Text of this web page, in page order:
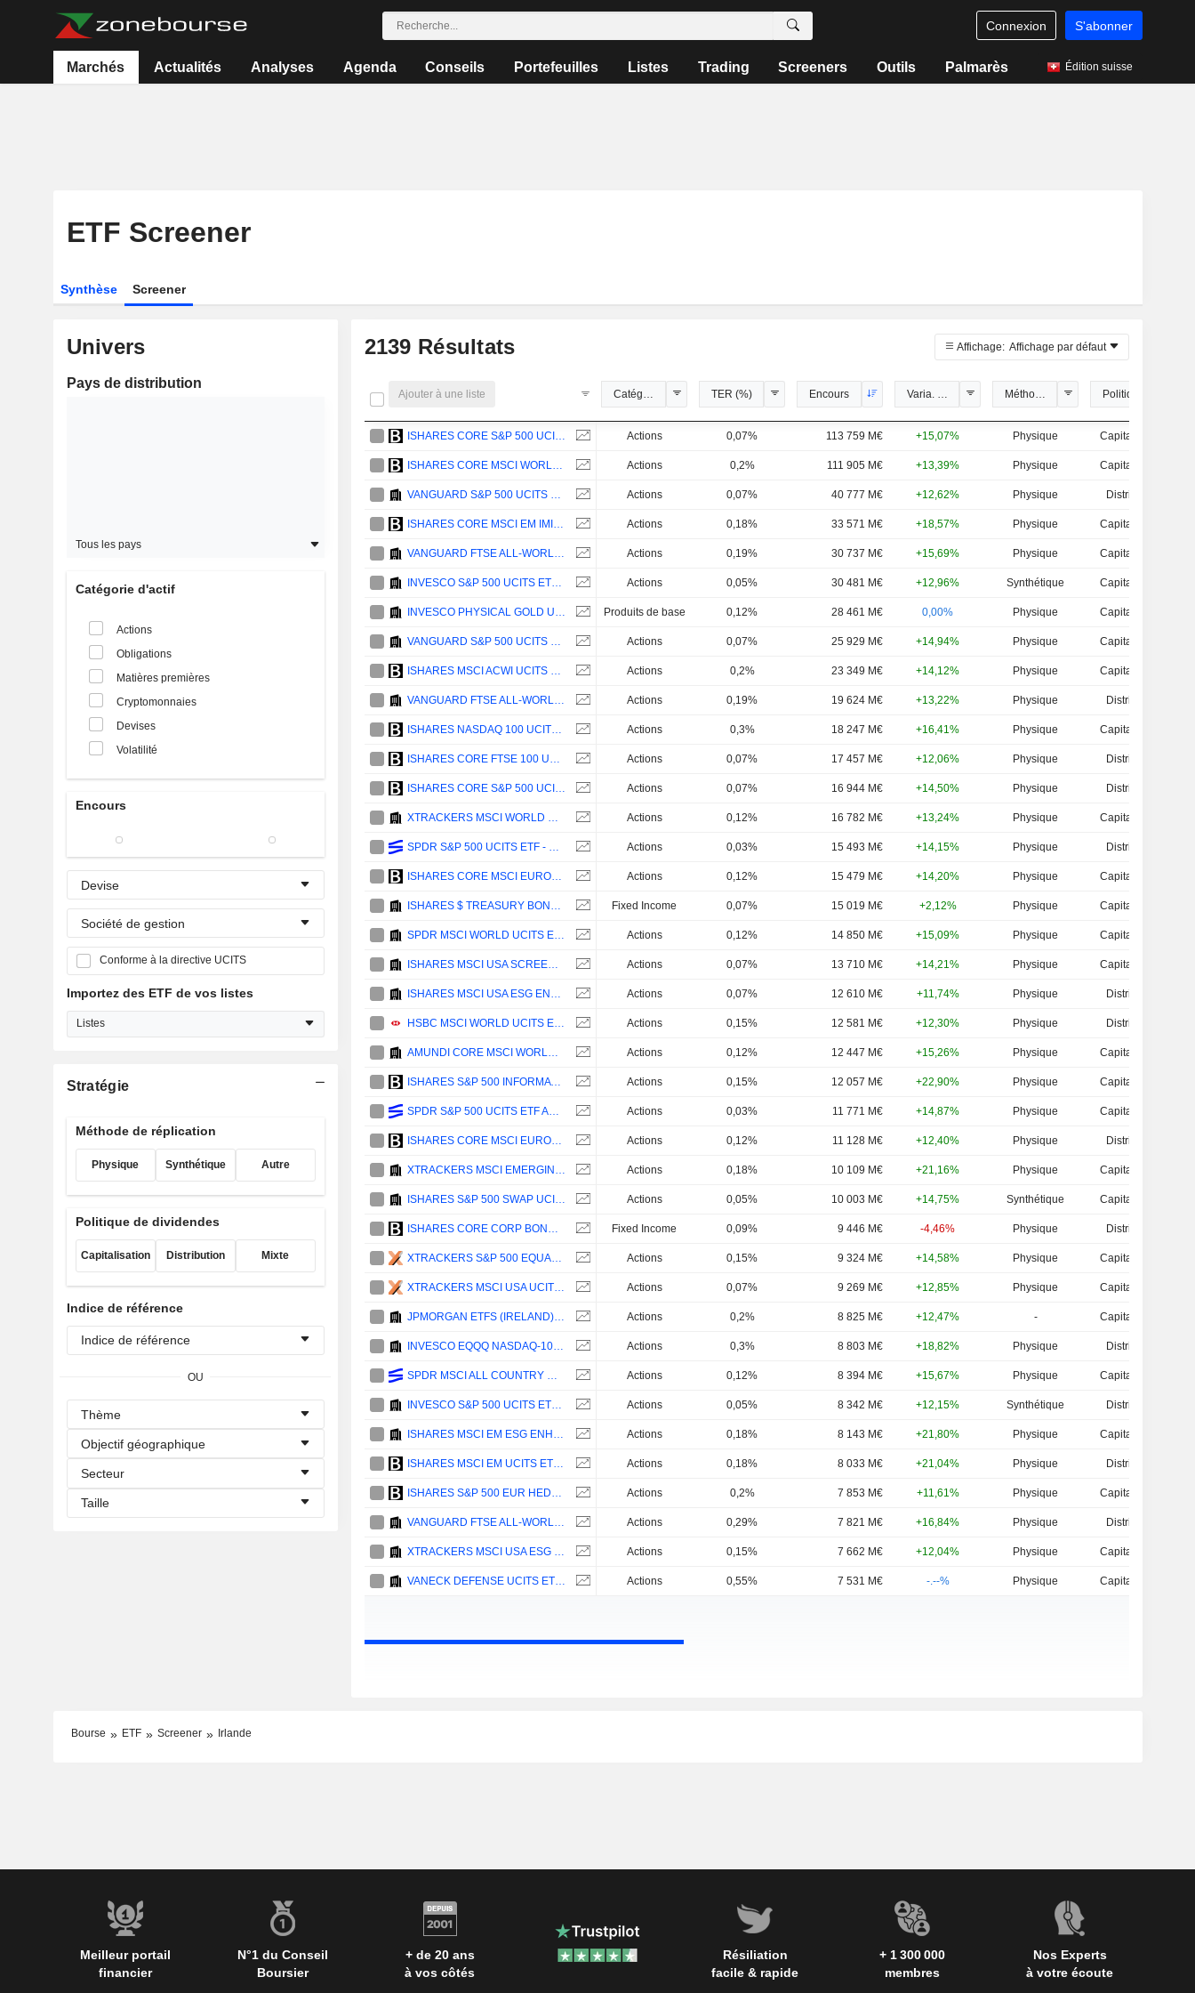
Connexion S'abonner
Marchés Actualités Analyses Agenda Conseils Portefeuilles Listes Trading Screeners Outils Palmarès Édition suisse
ETF Screener
Synthèse Screener
Univers
Pays de distribution
Tous les pays
Catégorie d'actif
Actions
Obligations
Matières premières
Cryptomonnaies
Devises
Volatilité
Encours
Devise
Société de gestion
Conforme à la directive UCITS
Importez des ETF de vos listes
Listes
Stratégie
Méthode de réplication
Physique Synthétique Autre
Politique de dividendes
Capitalisation Distribution Mixte
Indice de référence
Indice de référence
OU
Thème
Objectif géographique
Secteur
Taille
2139 Résultats Affichage: Affichage par défaut
Ajouter à une liste Catégories TER (%) Encours Varia. 1 janv. Méthode de réplicationPolitique de
ISHARES CORE S&P 500 UCITS ETF - USD Actions 0,07% 113 759 M€ +15,07% Physique Capitalisation
ISHARES CORE MSCI WORLD UCITS ETF - USD Actions 0,2% 111 905 M€ +13,39% Physique Capitalisation
VANGUARD S&P 500 UCITS ETF DISTRIBUTING - USD Actions 0,07% 40 777 M€ +12,62% Physique Distribution
ISHARES CORE MSCI EM IMI UCITS ETF - USD Actions 0,18% 33 571 M€ +18,57% Physique Capitalisation
VANGUARD FTSE ALL-WORLD UCITS ETF ACCUMULATING - USD Actions 0,19% 30 737 M€ +15,69% Physique Capitalisation
INVESCO S&P 500 UCITS ETF ACC - USD Actions 0,05% 30 481 M€ +12,96% Synthétique Capitalisation
INVESCO PHYSICAL GOLD USD ETC - USD Produits de base 0,12% 28 461 M€ 0,00% Physique Capitalisation
VANGUARD S&P 500 UCITS ETF - ACC - USD Actions 0,07% 25 929 M€ +14,94% Physique Capitalisation
ISHARES MSCI ACWI UCITS ETF - USD Actions 0,2% 23 349 M€ +14,12% Physique Capitalisation
VANGUARD FTSE ALL-WORLD UCITS ETF - USD Actions 0,19% 19 624 M€ +13,22% Physique Distribution
ISHARES NASDAQ 100 UCITS ETF - USD Actions 0,3% 18 247 M€ +16,41% Physique Capitalisation
ISHARES CORE FTSE 100 UCITS ETF - GBP Actions 0,07% 17 457 M€ +12,06% Physique Distribution
ISHARES CORE S&P 500 UCITS ETF USD DIST - USD Actions 0,07% 16 944 M€ +14,50% Physique Distribution
XTRACKERS MSCI WORLD UCITS ETF 1C - USD Actions 0,12% 16 782 M€ +13,24% Physique Capitalisation
SPDR S&P 500 UCITS ETF - USD Actions 0,03% 15 493 M€ +14,15% Physique Distribution
ISHARES CORE MSCI EUROPE UCITS ETF (ACC) - EUR Actions 0,12% 15 479 M€ +14,20% Physique Capitalisation
ISHARES $ TREASURY BOND 0-1YR UCITS ETF - ACC - USD Fixed Income 0,07% 15 019 M€ +2,12% Physique Capitalisation
SPDR MSCI WORLD UCITS ETF - ACC - USD Actions 0,12% 14 850 M€ +15,09% Physique Capitalisation
ISHARES MSCI USA SCREENED UCITS ETF (ACC) - USD Actions 0,07% 13 710 M€ +14,21% Physique Capitalisation
ISHARES MSCI USA ESG ENHANCED CTB UCITS ETF (DIST) - USD Actions 0,07% 12 610 M€ +11,74% Physique Distribution
HSBC MSCI WORLD UCITS ETF - USD Actions 0,15% 12 581 M€ +12,30% Physique Distribution
AMUNDI CORE MSCI WORLD UCITS ETF ACC - USD Actions 0,12% 12 447 M€ +15,26% Physique Capitalisation
ISHARES S&P 500 INFORMATION TECHNOLOGY SECTOR UCITS ETF - USD Actions 0,15% 12 057 M€ +22,90% Physique Capitalisation
SPDR S&P 500 UCITS ETF ACC - USD Actions 0,03% 11 771 M€ +14,87% Physique Capitalisation
ISHARES CORE MSCI EUROPE UCITS ETF (DIST) - EUR Actions 0,12% 11 128 M€ +12,40% Physique Distribution
XTRACKERS MSCI EMERGING MARKETS UCITS ETF 1C - USD Actions 0,18% 10 109 M€ +21,16% Physique Capitalisation
ISHARES S&P 500 SWAP UCITS ETF USD (ACC) - USD Actions 0,05% 10 003 M€ +14,75% Synthétique Capitalisation
ISHARES CORE CORP BOND UCITS ETF - EUR Fixed Income 0,09% 9 446 M€ -4,46% Physique Distribution
XTRACKERS S&P 500 EQUAL WEIGHT UCITS ETF 1C - USD Actions 0,15% 9 324 M€ +14,58% Physique Capitalisation
XTRACKERS MSCI USA UCITS ETF - USD Actions 0,07% 9 269 M€ +12,85% Physique Capitalisation
JPMORGAN ETFS (IRELAND) ICAV - US RESEARCH ENHANCED INDEX EQUITY ACTIVE UCITS ETF (ACC) - USD Actions 0,2% 8 825 M€ +12,47% - Capitalisation
INVESCO EQQQ NASDAQ-100 UCITS ETF DIST - USD Actions 0,3% 8 803 M€ +18,82% Physique Distribution
SPDR MSCI ALL COUNTRY WORLD UCITS ETF - USD Actions 0,12% 8 394 M€ +15,67% Physique Capitalisation
INVESCO S&P 500 UCITS ETF DIST - USD Actions 0,05% 8 342 M€ +12,15% Synthétique Distribution
ISHARES MSCI EM ESG ENHANCED CTB UCITS ETF - ACC - USD Actions 0,18% 8 143 M€ +21,80% Physique Capitalisation
ISHARES MSCI EM UCITS ETF (DIST) - USD Actions 0,18% 8 033 M€ +21,04% Physique Distribution
ISHARES S&P 500 EUR HEDGED UCITS ETF (ACC) - EUR Actions 0,2% 7 853 M€ +11,61% Physique Capitalisation
VANGUARD FTSE ALL-WORLD HIGH DIVIDEND YIELD UCITS ETF - USD Actions 0,29% 7 821 M€ +16,84% Physique Distribution
XTRACKERS MSCI USA ESG UCITS ETF 1C - ACC - USD Actions 0,15% 7 662 M€ +12,04% Physique Capitalisation
VANECK DEFENSE UCITS ETF - USD Actions 0,55% 7 531 M€ -.--% Physique Capitalisation
Bourse ETF Screener Irlande
Meilleur portail
financier
N°1 du Conseil
Boursier
+ de 20 ans
à vos côtés
+ 1 300 000
membres
Résiliation
facile & rapide
Nos Experts
à votre écoute